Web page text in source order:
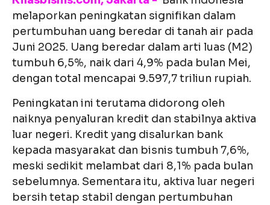
melaporkan peningkatan signifikan dalam
pertumbuhan uang beredar di tanah air pada
Juni 2025. Uang beredar dalam arti luas (M2)
tumbuh 6,5%, naik dari 4,9% pada bulan Mei,
dengan total mencapai 9.597,7 triliun rupiah.
Peningkatan ini terutama didorong oleh
naiknya penyaluran kredit dan stabilnya aktiva
luar negeri. Kredit yang disalurkan bank
kepada masyarakat dan bisnis tumbuh 7,6%,
meski sedikit melambat dari 8,1% pada bulan
sebelumnya. Sementara itu, aktiva luar negeri
bersih tetap stabil dengan pertumbuhan